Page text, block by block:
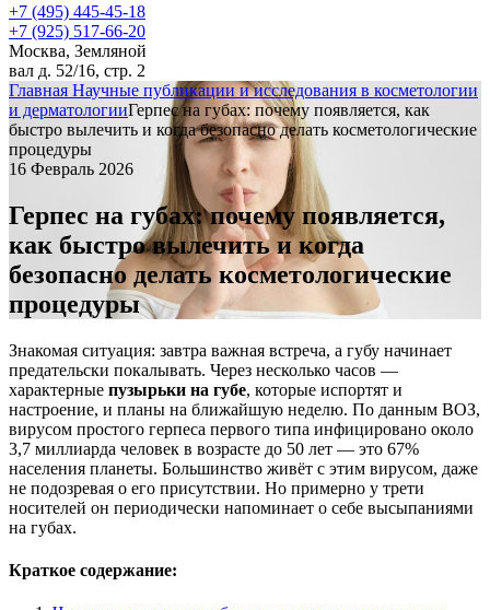
+7 (495) 445-45-18
+7 (925) 517-66-20
Москва, Земляной
вал д. 52/16, стр. 2
Главная Научные публикации и исследования в косметологии
и дерматологииГерпес на губах: почему появляется, как
быстро вылечить и когда безопасно делать косметологические
процедуры
16 Февраль 2026
Герпес на губах: почему появляется,
как быстро вылечить и когда
безопасно делать косметологические
процедуры
Знакомая ситуация: завтра важная встреча, а губу начинает
предательски покалывать. Через несколько часов —
характерные пузырьки на губе, которые испортят и
настроение, и планы на ближайшую неделю. По данным ВОЗ,
вирусом простого герпеса первого типа инфицировано около
3,7 миллиарда человек в возрасте до 50 лет — это 67%
населения планеты. Большинство живёт с этим вирусом, даже
не подозревая о его присутствии. Но примерно у трети
носителей он периодически напоминает о себе высыпаниями
на губах.
Краткое содержание: